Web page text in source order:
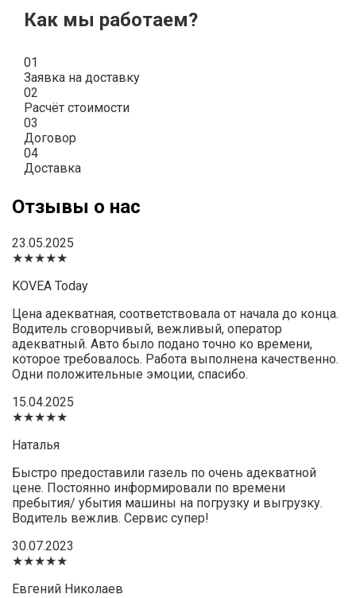
Как мы работаем?
01
Заявка на доставку
02
Расчёт стоимости
03
Договор
04
Доставка
Отзывы о нас
23.05.2025
★★★★★
KOVEA Today
Цена адекватная, соответствовала от начала до конца.
Водитель сговорчивый, вежливый, оператор
адекватный. Авто было подано точно ко времени,
которое требовалось. Работа выполнена качественно.
Одни положительные эмоции, спасибо.
15.04.2025
★★★★★
Наталья
Быстро предоставили газель по очень адекватной
цене. Постоянно информировали по времени
пребытия/ убытия машины на погрузку и выгрузку.
Водитель вежлив. Сервис супер!
30.07.2023
★★★★★
Евгений Николаев